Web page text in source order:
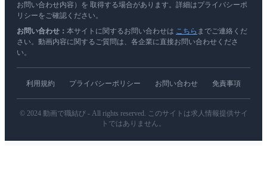
お問い合わせ内容）を 取得する場合があります。詳細はプライバシーポ
リシーをご確認ください。
お問い合わせ： 本サイトに関するお問い合わせは こちら までご連絡くだ
さい。動画内容に関するご質問は、各企業に直接お問い合わせくださ
い。
利用規約 プライバシーポリシー お問い合わせ 免責事項
© 2024 動画で職結び - All rights reserved. このサイトは求人情報提供サイ
トではありません。